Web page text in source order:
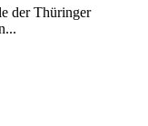
der Thüringer